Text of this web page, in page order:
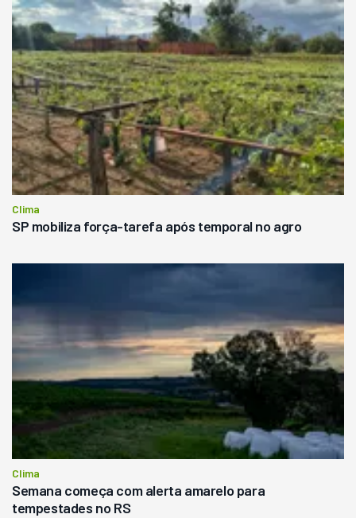
Clima
SP mobiliza força-tarefa após temporal no agro
Clima
Semana começa com alerta amarelo para
tempestades no RS